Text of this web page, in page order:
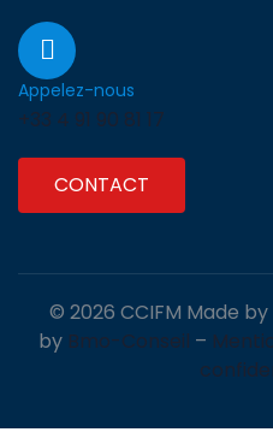
Appelez-nous
+33 4 91 90 81 17
CONTACT
© 2026 CCIFM Made by
by Bmo-Conseil –